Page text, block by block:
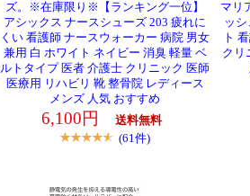
ズ。※在庫限り※【ランキング一位】
アシックス ナースシューズ 203 疲れに
くい 看護師 ナースウォーカー 病院 男女
兼用 白 ホワイト ネイビー 消臭 軽量 ベ
ルトタイプ 医者 介護士 クリニック 医師
医療用 リハビリ 靴 整骨院 レディース
メンズ 人気 おすすめ
6,100円 送料無料
(61件)
マリ
ッ
ト
クリ